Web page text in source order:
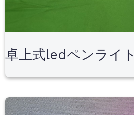
卓上式ledペンライト